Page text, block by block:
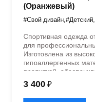
(Оранжевый)
#Свой дизайн #Детский
Спортивная одежда
для
Изготовлена из
гипоаллергенных
пропиткой,
быстрое
эластичностью в 5
дизайном.
3 400 ₽